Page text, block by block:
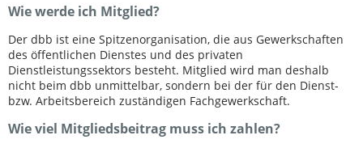
Wie werde ich Mitglied?
Der dbb ist eine Spitzenorganisation, die aus Gewerkschaften
des öffentlichen Dienstes und des privaten
Dienstleistungssektors besteht. Mitglied wird man deshalb
nicht beim dbb unmittelbar, sondern bei der für den Dienst-
bzw. Arbeitsbereich zuständigen Fachgewerkschaft.
Wie viel Mitgliedsbeitrag muss ich zahlen?